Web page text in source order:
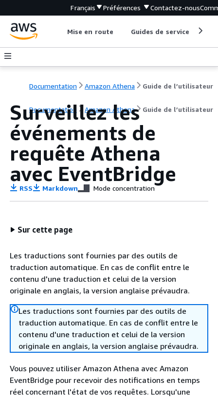
Français Préférences Contactez-nous
Mise en route Guides de service
Documentation Amazon Athena Guide de l’utilisateur
Documentation Amazon Athena Guide de l’utilisateur
Surveillez les
événements de
requête Athena
avec EventBridge
RSS Markdown Mode concentration
Sur cette page
Les traductions sont fournies par des outils de
traduction automatique. En cas de conflit entre le
contenu d'une traduction et celui de la version
originale en anglais, la version anglaise prévaudra.
Les traductions sont fournies par des outils de
traduction automatique. En cas de conflit entre le
contenu d'une traduction et celui de la version
originale en anglais, la version anglaise prévaudra.
Vous pouvez utiliser Amazon Athena avec Amazon
EventBridge pour recevoir des notifications en temps
réel concernant l'état de vos requêtes. Lorsqu'une